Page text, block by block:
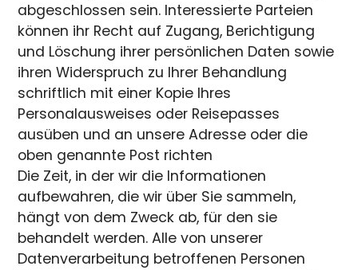
abgeschlossen sein. Interessierte Parteien
können ihr Recht auf Zugang, Berichtigung
und Löschung ihrer persönlichen Daten sowie
ihren Widerspruch zu Ihrer Behandlung
schriftlich mit einer Kopie Ihres
Personalausweises oder Reisepasses
ausüben und an unsere Adresse oder die
oben genannte Post richten
Die Zeit, in der wir die Informationen
aufbewahren, die wir über Sie sammeln,
hängt von dem Zweck ab, für den sie
behandelt werden. Alle von unserer
Datenverarbeitung betroffenen Personen